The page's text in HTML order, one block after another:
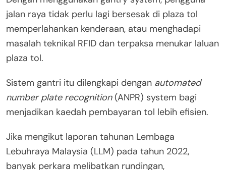
jalan raya tidak perlu lagi bersesak di plaza tol
memperlahankan kenderaan, atau menghadapi
masalah teknikal RFID dan terpaksa menukar laluan
plaza tol.
Sistem gantri itu dilengkapi dengan automated
number plate recognition(ANPR) system bagi
menjadikan kaedah pembayaran tol lebih efisien.
Jika mengikut laporan tahunan Lembaga
Lebuhraya Malaysia (LLM) pada tahun 2022,
banyak perkara melibatkan rundingan,